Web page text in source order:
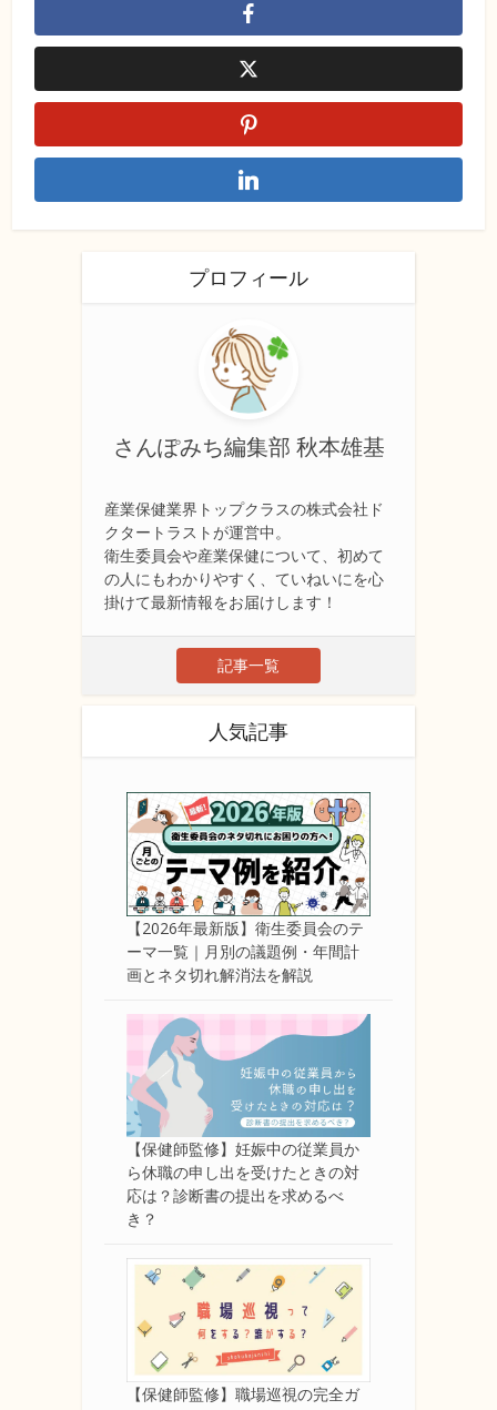
プロフィール
さんぽみち編集部 秋本雄基
産業保健業界トップクラスの株式会社ド
クタートラストが運営中。
衛生委員会や産業保健について、初めて
の人にもわかりやすく、ていねいにを心
掛けて最新情報をお届けします！
記事一覧
人気記事
【2026年最新版】衛生委員会のテ
ーマ一覧｜月別の議題例・年間計
画とネタ切れ解消法を解説
【保健師監修】妊娠中の従業員か
ら休職の申し出を受けたときの対
応は？診断書の提出を求めるべ
き？
【保健師監修】職場巡視の完全ガ